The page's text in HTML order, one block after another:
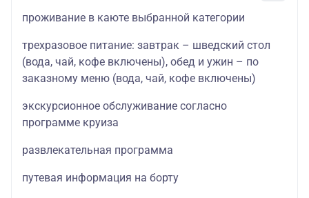
проживание в каюте выбранной категории
трехразовое питание: завтрак – шведский стол
(вода, чай, кофе включены), обед и ужин – по
заказному меню (вода, чай, кофе включены)
экскурсионное обслуживание согласно
программе круиза
развлекательная программа
путевая информация на борту